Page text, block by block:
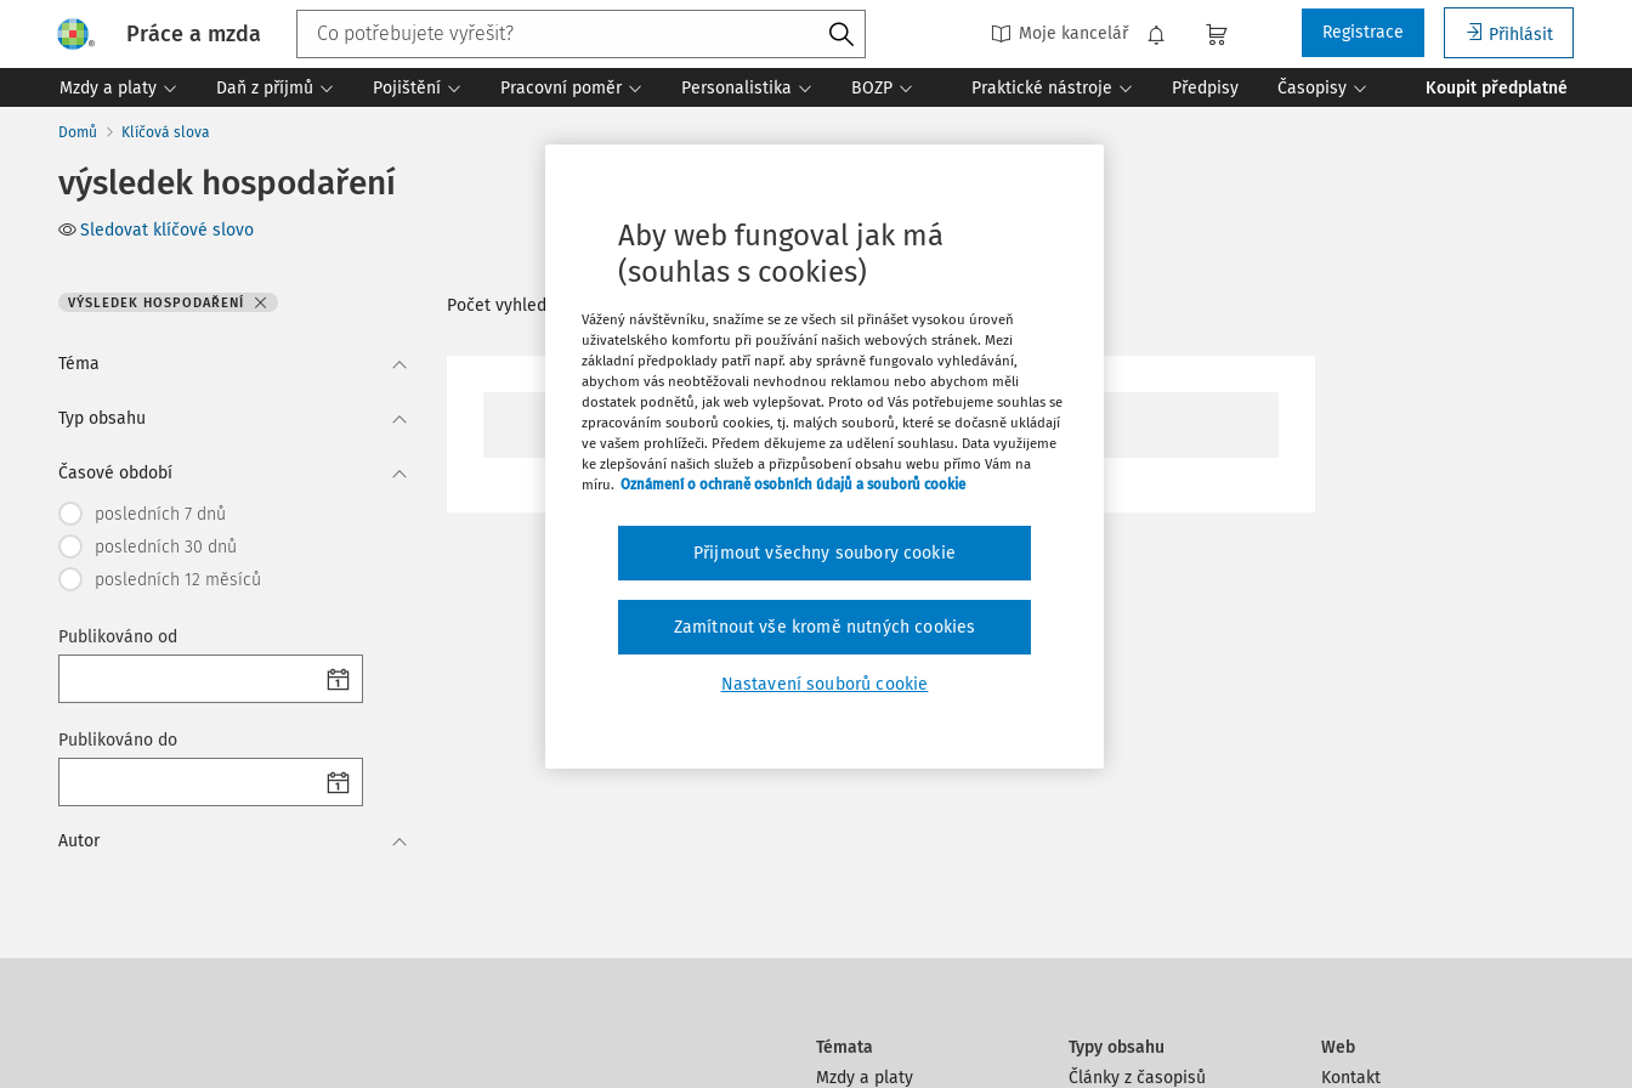
Práce a mzda Moje kancelář Přihlásit
Registrace
Mzdy a platy Daň z příjmů Pojištění Pracovní poměr Personalistika BOZP Praktické nástroje Předpisy Časopisy Koupit předplatné
Domů Klíčová slova
výsledek hospodaření
Sledovat klíčové slovo
VÝSLEDEK HOSPODAŘENÍ
Téma
Typ obsahu
Časové období
posledních 7 dnů
posledních 30 dnů
posledních 12 měsíců
Publikováno od
Publikováno do
Autor
Počet vyhledaných dokumentů:
Žádné výsledky
Témata
Mzdy a platy
Typy obsahu
Články z časopisů
Web
Kontakt
Aby web fungoval jak má
(souhlas s cookies)
Vážený návštěvníku, snažíme se ze všech sil přinášet vysokou úroveň
uživatelského komfortu při používání našich webových stránek. Mezi
základní předpoklady patří např. aby správně fungovalo vyhledávání,
abychom vás neobtěžovali nevhodnou reklamou nebo abychom měli
dostatek podnětů, jak web vylepšovat. Proto od Vás potřebujeme souhlas se
zpracováním souborů cookies, tj. malých souborů, které se dočasně ukládají
ve vašem prohlížeči. Předem děkujeme za udělení souhlasu. Data využijeme
ke zlepšování našich služeb a přizpůsobení obsahu webu přímo Vám na
míru. Oznámení o ochraně osobních údajů a souborů cookie
Nastavení souborů cookie
Zamítnout vše kromě nutných cookies
Přijmout všechny soubory cookie